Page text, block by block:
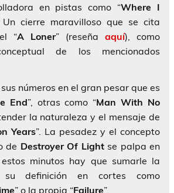
en pistas como “Where I
Un cierre maravilloso que se cita
“A Loner” (reseña aquí), como
de los mencionados
números en el gran pesar que es
End”, otras como “Man With No
la naturaleza y el mensaje de
Years”. La pesadez y el concepto
de Destroyer Of Lightse palpa en
minutos hay que sumarle la
su definición en cortes como
” o la propia “Failure”.